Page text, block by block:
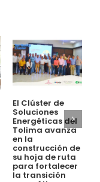
El Clúster de
Soluciones
Energéticas del
Tolima avanza
en la
construcción de
su hoja de ruta
para fortalecer
la transición